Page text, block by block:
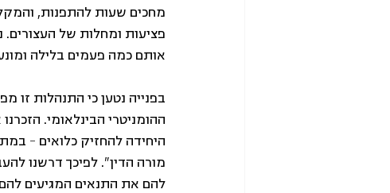
מחכים שעות להתפנות,
פציעות ומחלות של העצורים.
אותם כמה פעמים בלילה
ההומניטרי הבינלאומי.
היחידה להחזיק כלואים –
מורה הדין". לפיכך דרשנו
להם את התנאים המגיעים להם